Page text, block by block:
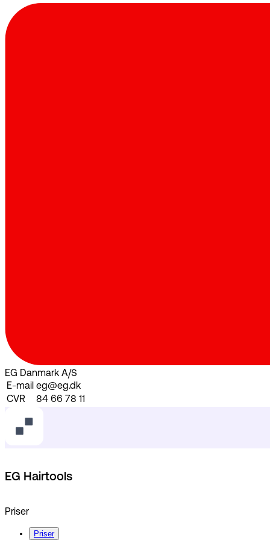
EG Danmark A/S
E-mail eg@eg.dk
CVR
84 66 78 11
EG Hairtools
Priser
Priser